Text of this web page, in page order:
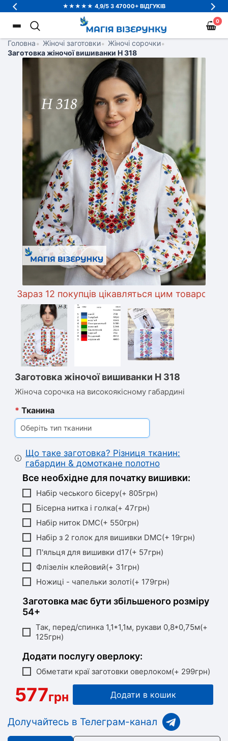
★★★★★ 4,9/5 З 47000+ ВІДГУКІВ
0
Головна• Жіночі заготовки• Жіночі сорочки•
Заготовка жіночої вишиванки Н 318
12 покупців цікавляться цим товаром
Заготовка жіночої вишиванки Н 318
Жіноча сорочка на високоякісному габардині
* Тканина
Оберіть тип тканини
Що таке заготовка? Різниця тканин:
габардин & домоткане полотно
Все необхідне для початку вишивки:
Набір чеського бісеру(+ 805грн)
Бісерна нитка і голка(+ 47грн)
Набір ниток DMC(+ 550грн)
Набір з 2 голок для вишивки DMC(+ 19грн)
П'яльця для вишивки d17(+ 57грн)
Флізелін клейовий(+ 31грн)
Ножиці - чапельки золоті(+ 179грн)
Заготовка має бути збільшеного розміру
54+
Так, перед/спинка 1,1*1,1м, рукави 0,8*0,75м(+
125грн)
Додати послугу оверлоку:
Обметати краї заготовки оверлоком(+ 299грн)
577грн Додати в кошик
Долучайтесь в Телеграм-канал